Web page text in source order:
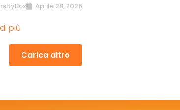
Aprile 28, 2026
più
Carica altro